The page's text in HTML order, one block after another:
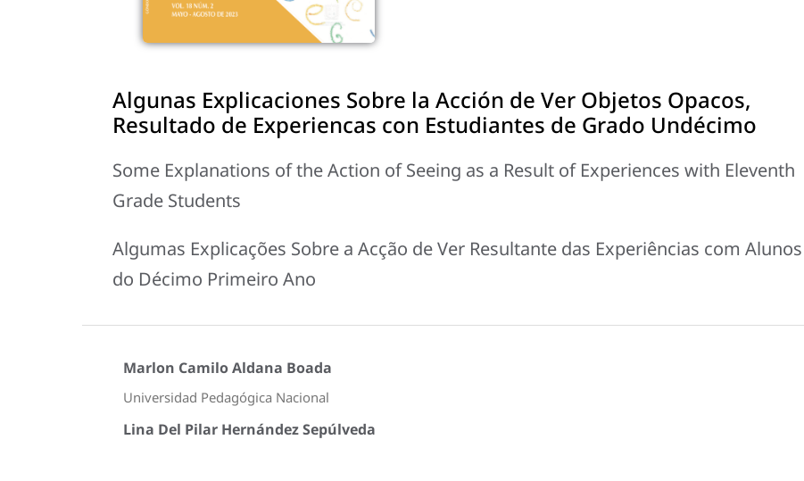
Algunas Explicaciones Sobre la Acción de Ver Objetos Opacos,
Resultado de Experiencas con Estudiantes de Grado Undécimo
Some Explanations of the Action of Seeing as a Result of Experiences with Eleventh
Grade Students
Algumas Explicações Sobre a Acção de Ver Resultante das Experiências com Alunos
do Décimo Primeiro Ano
Marlon Camilo Aldana Boada
Universidad Pedagógica Nacional
Lina Del Pilar Hernández Sepúlveda